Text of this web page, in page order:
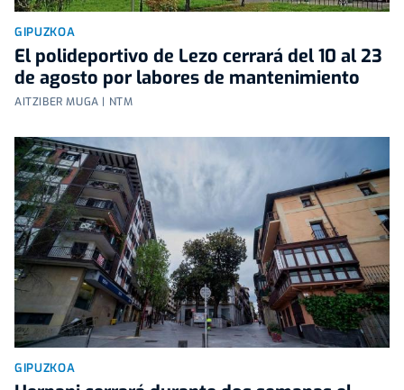
GIPUZKOA
El polideportivo de Lezo cerrará del 10 al 23
de agosto por labores de mantenimiento
AITZIBER MUGA | NTM
GIPUZKOA